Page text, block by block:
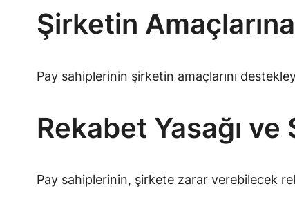
Şirketin
Pay sahiplerinin şirketin amaçlarını
Rekabet Yasağı
Pay sahiplerinin, şirkete zarar verebilecek